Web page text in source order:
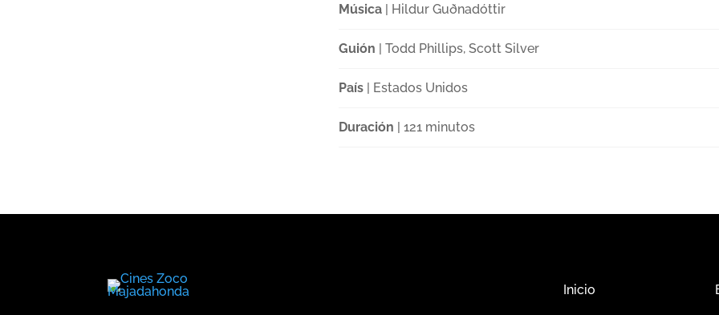
Música| Hildur Guðnadóttir
Guión | Todd Phillips, Scott Silver
País| Estados Unidos
Duración | 121 minutos
Inicio